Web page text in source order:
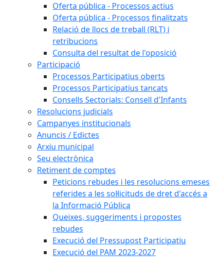
Oferta pública - Processos actius
Oferta pública - Processos finalitzats
Relació de llocs de treball (RLT) i
retribucions
Consulta del resultat de l'oposició
Participació
Processos Participatius oberts
Processos Participatius tancats
Consells Sectorials: Consell d'Infants
Resolucions judicials
Campanyes institucionals
Anuncis / Edictes
Arxiu municipal
Seu electrònica
Retiment de comptes
Peticions rebudes i les resolucions emeses
referides a les sol·licituds de dret d'accés a
la Informació Pública
Queixes, suggeriments i propostes
rebudes
Execució del Pressupost Participatiu
Execució del PAM 2023-2027